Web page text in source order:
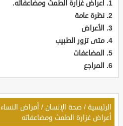
أعراض غزارة الطمث ومضاعفاته.
نظرة عامة
الأعراض
متى تزور الطبيب
المضاعفات
المراجع
الرئيسية / صحة الإنسان / أمراض النساء
أعراض غزارة الطمث ومضاعفاته